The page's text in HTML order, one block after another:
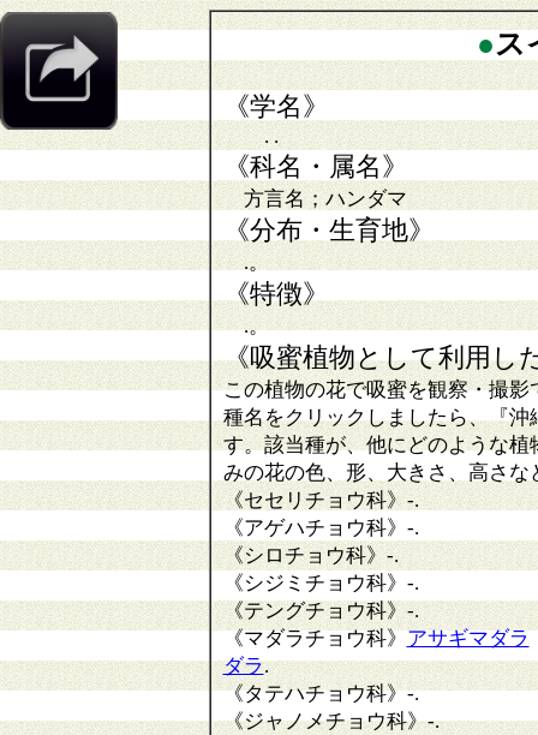
●ス
《学名》
. .
《科名・属名》
方言名；ハンダマ
《分布・生育地》
.。
《特徴》
.。
《吸蜜植物として利用し
この植物の花で吸蜜を観察・撮影
種名をクリックしましたら、『
す。該当種が、他にどのような
みの花の色、形、大きさ、高さ
《セセリチョウ科》-.
《アゲハチョウ科》 -.
《シロチョウ科》 -.
《シジミチョウ科》 -.
《テングチョウ科》-.
《マダラチョウ科》 アサギマダラ
ダラ.
《タテハチョウ科》-.
《ジャノメチョウ科》-.